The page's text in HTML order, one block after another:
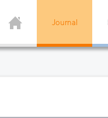
Journal